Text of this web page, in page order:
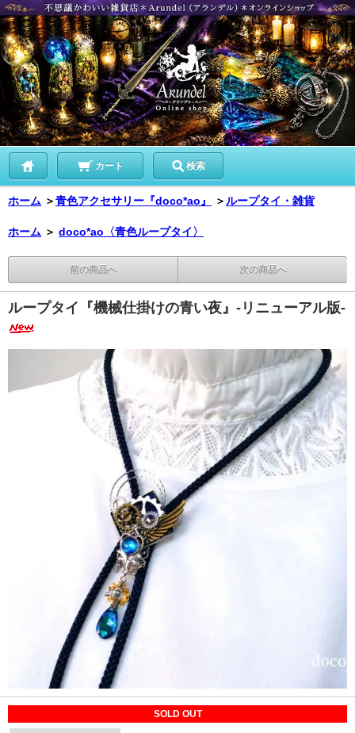
カート 検索
ホーム ＞青色アクセサリー『doco*ao』 ＞ ループタイ・雑貨
ホーム ＞ doco*ao〈青色ループタイ〉
前の商品へ 次の商品へ
ループタイ『機械仕掛けの青い夜』-リニューアル版-
SOLD OUT